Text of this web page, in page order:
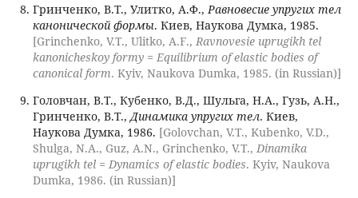
Гринченко, В.Т., Улитко, А.Ф., Равновесие упругих тел
канонической формы. Киев, Наукова Думка, 1985.
[Grinchenko, V.T., Ulitko, A.F., Ravnovesie uprugikh tel
kanonicheskoy formy = Equilibrium of elastic bodies of
canonical form. Kyiv, Naukova Dumka, 1985. (in Russian)]
Головчан, В.Т., Кубенко, В.Д., Шульга, Н.А., Гузь, А.Н.,
Гринченко, В.Т., Динамика упругих тел. Киев,
Наукова Думка, 1986. [Golovchan, V.T., Kubenko, V.D.,
Shulga, N.A., Guz, A.N., Grinchenko, V.T., Dinamika
uprugikh tel = Dynamics of elastic bodies. Kyiv, Naukova
Dumka, 1986. (in Russian)]